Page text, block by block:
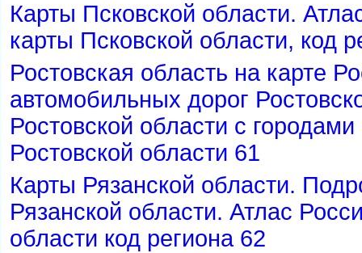
Карты Псковской области.
карты Псковской области, код
Ростовская область на карте
автомобильных дорог
Ростовской области с
Ростовской области 61
Карты Рязанской области.
Рязанской области. Атлас
области код региона 62